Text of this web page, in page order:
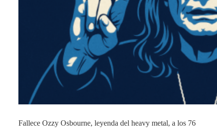
Fallece Ozzy Osbourne, leyenda del heavy metal, a los 76